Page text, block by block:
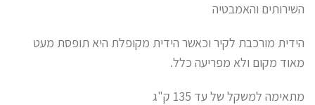
השירותים והאמבטיה
הידית מורכבת לקיר וכאשר הידית מקופלת היא תופסת מעט
מאוד מקום ולא מפריעה כלל.
מתאימה למשקל של עד 135 ק"ג